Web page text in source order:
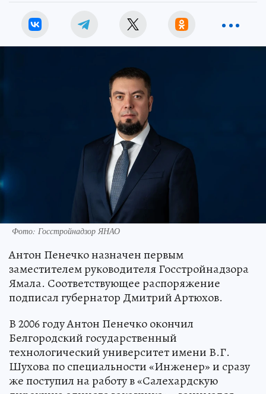
Фото: Госстройнадзор ЯНАО
Антон Пенечко назначен первым
заместителем руководителя Госстройнадзора
Ямала. Соответствующее распоряжение
подписал губернатор Дмитрий Артюхов.
В 2006 году Антон Пенечко окончил
Белгородский государственный
технологический университет имени В.Г.
Шухова по специальности «Инженер» и сразу
же поступил на работу в «Салехардскую